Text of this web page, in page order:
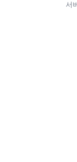
서